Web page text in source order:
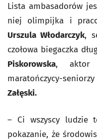
Lista ambasadorów
niej olimpijka i
Urszula Włodarczyk,
czołowa biegaczka
Piskorowska, aktor
maratończycy-
Załęski.
– Ci wszyscy ludzie
pokazanie, że